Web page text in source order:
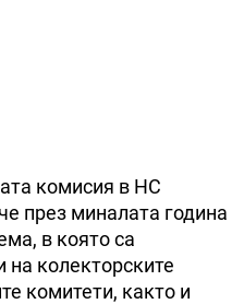
комисия в НС
през миналата година
в която са
на колекторските
комитети, както и